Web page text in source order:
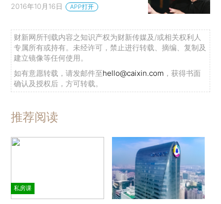
2016年10月16日 APP打开
财新网所刊载内容之知识产权为财新传媒及/或相关权利人
专属所有或持有。未经许可，禁止进行转载、摘编、复制及
建立镜像等任何使用。
如有意愿转载，请发邮件至hello@caixin.com ，获得书面
确认及授权后，方可转载。
推荐阅读
私房课